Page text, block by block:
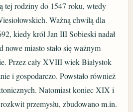
tej rodziny do 1547 roku, wtedy
Ważną chwilą dla
kiedy król Jan III Sobieski nadał
nowe miasto stało się ważnym
Przez cały XVIII wiek Białystok
i gospodarczo. Powstało również
Natomiast koniec XIX i
przemysłu, zbudowano m.in.